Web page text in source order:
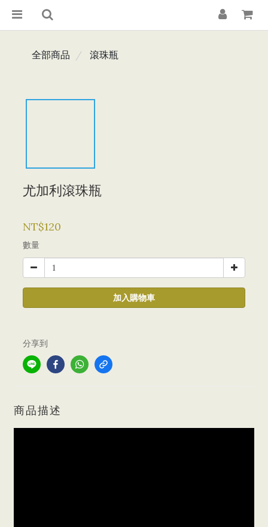
全部商品 滾珠瓶
尤加利滾珠瓶
NT$120
數量
加入購物車
分享到
商品描述